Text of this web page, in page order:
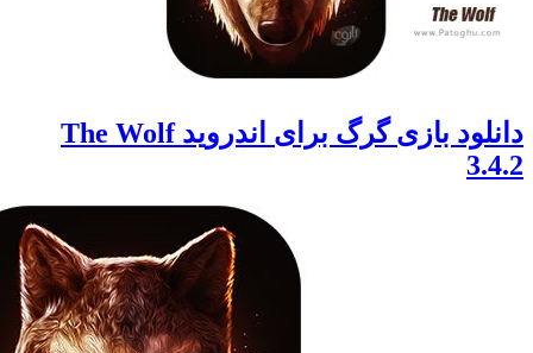
دانلود بازی گرگ برای اندروید The Wolf